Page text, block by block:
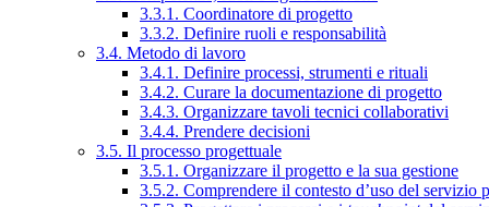
3.3.1. Coordinatore di progetto
3.3.2. Definire ruoli e responsabilità
3.4. Metodo di lavoro
3.4.1. Definire processi, strumenti e rituali
3.4.2. Curare la documentazione di progetto
3.4.3. Organizzare tavoli tecnici collaborativi
3.4.4. Prendere decisioni
3.5. Il processo progettuale
3.5.1. Organizzare il progetto e la sua gestione
3.5.2. Comprendere il contesto d’uso del servizio